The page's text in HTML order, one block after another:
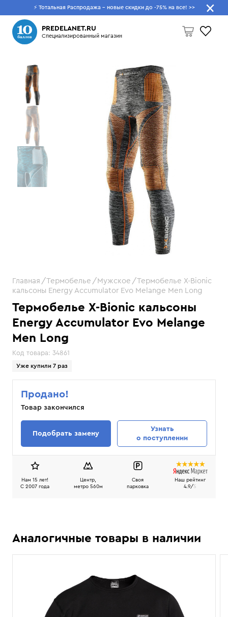
⚡ Тотальная Распродажа - новые скидки до -75% на все! >>
PREDELANET.RU
Специализированный магазин
Пусто
Что будем искать?
Термобелье X-Bionic кальсоны
Energy Accumulator Evo Melange
Men Long
Код товара: 34861
Уже купили 7 раз
Главная Термобелье Мужское
Термобелье X-Bionic
кальсоны Energy Accumulator Evo Melange Men Long
Продано!
Товар закончился
Подобрать замену
Узнать
о поступлении
Нам 15 лет!
C 2007 года
Центр,
метро 560м
Своя
парковка
Наш рейтинг
4.9/5
Аналогичные товары в наличии